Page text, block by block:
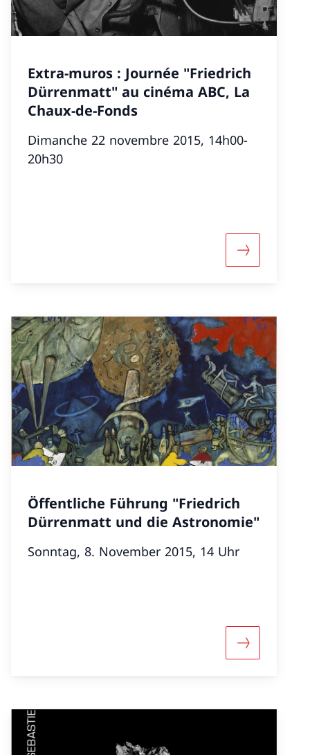
Mehrsprachige Lesung mit Musik -Theater(uri),
«"Galactic Combo"»
Extra-muros : Journée "Friedrich
Dürrenmatt" au cinéma ABC, La
Chaux-de-Fonds
Dimanche 22 novembre 2015, 14h00-
20h30
More
des Associations, Genève»
«Extra-muros: «Dürrenmattabend» Texte und
Öffentliche Führung "Friedrich
Dürrenmatt und die Astronomie"
Sonntag, 8. November 2015, 14 Uhr
More